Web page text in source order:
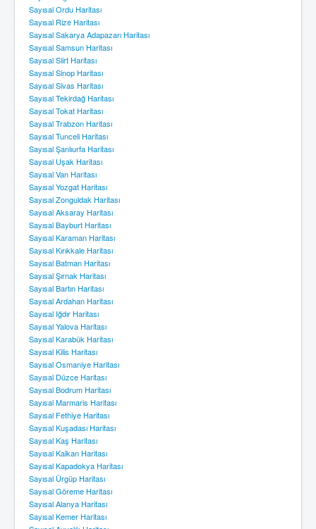
Sayısal Ordu Haritası
Sayısal Rize Haritası
Sayısal Sakarya Adapazarı Haritası
Sayısal Samsun Haritası
Sayısal Siirt Haritası
Sayısal Sinop Haritası
Sayısal Sivas Haritası
Sayısal Tekirdağ Haritası
Sayısal Tokat Haritası
Sayısal Trabzon Haritası
Sayısal Tunceli Haritası
Sayısal Şanlıurfa Haritası
Sayısal Uşak Haritası
Sayısal Van Haritası
Sayısal Yozgat Haritası
Sayısal Zonguldak Haritası
Sayısal Aksaray Haritası
Sayısal Bayburt Haritası
Sayısal Karaman Haritası
Sayısal Kırıkkale Haritası
Sayısal Batman Haritası
Sayısal Şırnak Haritası
Sayısal Bartın Haritası
Sayısal Ardahan Haritası
Sayısal Iğdır Haritası
Sayısal Yalova Haritası
Sayısal Karabük Haritası
Sayısal Kilis Haritası
Sayısal Osmaniye Haritası
Sayısal Düzce Haritası
Sayısal Bodrum Haritası
Sayısal Marmaris Haritası
Sayısal Fethiye Haritası
Sayısal Kuşadası Haritası
Sayısal Kaş Haritası
Sayısal Kalkan Haritası
Sayısal Kapadokya Haritası
Sayısal Ürgüp Haritası
Sayısal Göreme Haritası
Sayısal Alanya Haritası
Sayısal Kemer Haritası